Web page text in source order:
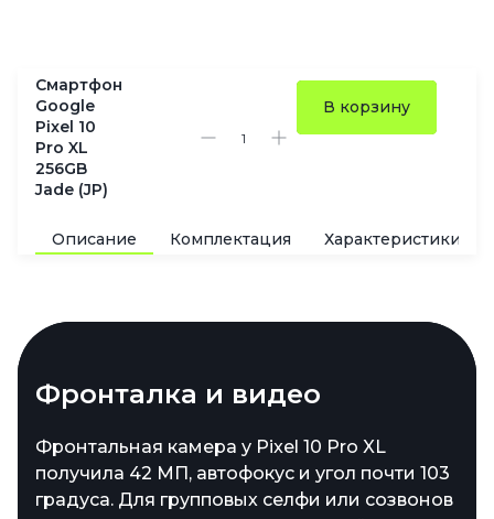
Смартфон
Google
Pixel 10
Pro XL
256GB
Jade (JP)
В корзину
Описание Комплектация Характеристики
Камеры и зум
Сзади стоит тройка сенсоров. Главный
модуль на 50 МП, дополненный 48-
мегапиксельным ультрашириком с
Фронталка и видео
Фронтальная камера у Pixel 10 Pro XL
получила 42 МП, автофокус и угол почти 103
градуса. Для групповых селфи или созвонов
Железо и защита
В основе — Tensor G5, новый чип от Google.
Он быстрее прошлых версий, мощнее в
задачах ИИ и фотообработки. В версии Pro
Батарея и зарядка
В корпус Pixel 10 Pro XL встроили
аккумулятор примерно на 5200 мА·ч — один
из самых ёмких в линейке. При обычных